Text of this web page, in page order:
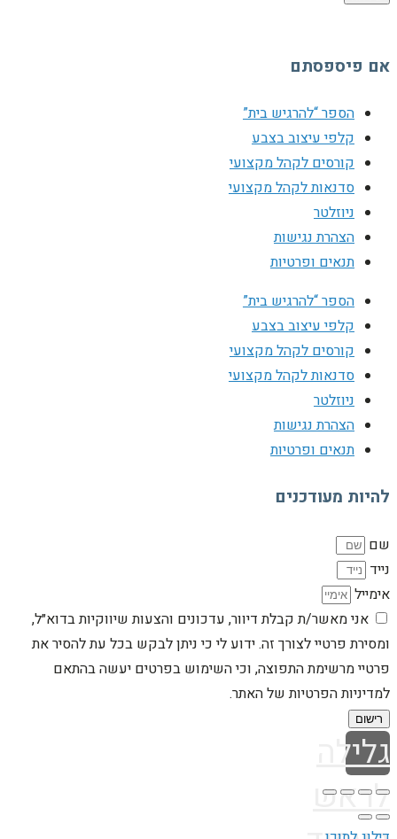
אם פיספסתם
הספר “להרגיש בית”
קלפי עיצוב בצבע
קורסים לקהל מקצועי
סדנאות לקהל מקצועי
ניוזלטר
הצהרת נגישות
תנאים ופרטיות
הספר “להרגיש בית”
קלפי עיצוב בצבע
קורסים לקהל מקצועי
סדנאות לקהל מקצועי
ניוזלטר
הצהרת נגישות
תנאים ופרטיות
להיות מעודכנים
שם
נייד
אימייל
אני מאשר/ת קבלת דיוור, עדכונים והצעות שיווקיות בדוא״ל,
ומסירת פרטיי לצורך זה. ידוע לי כי ניתן לבקש בכל עת להסיר את
פרטיי מרשימת התפוצה, וכי השימוש בפרטים יעשה בהתאם
למדיניות הפרטיות של האתר.
רישום
גלילה
לראש